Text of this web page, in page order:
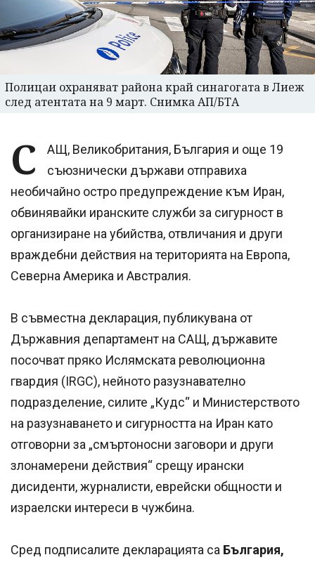
Полицаи охраняват района край синагогата в Лиеж
след атентата на 9 март. Снимка АП/БТА
С
АЩ, Великобритания, България и още 19
съюзнически държави отправиха
необичайно остро предупреждение към Иран,
обвинявайки иранските служби за сигурност в
организиране на убийства, отвличания и други
враждебни действия на територията на Европа,
Северна Америка и Австралия.
В съвместна декларация, публикувана от
Държавния департамент на САЩ, държавите
посочват пряко Ислямската революционна
гвардия (IRGC), нейното разузнавателно
подразделение, силите „Кудс“ и Министерството
на разузнаването и сигурността на Иран като
отговорни за „смъртоносни заговори и други
злонамерени действия“ срещу ирански
дисиденти, журналисти, еврейски общности и
израелски интереси в чужбина.
Сред подписалите декларацията са България,